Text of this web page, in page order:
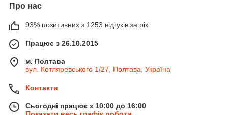
Про нас
93% позитивних з 1253 відгуків за рік
Працює з 26.10.2015
м. Полтава
вул. Котляревського 1/27, Полтава, Україна
Контакти
Сьогодні працює з 10:00 до 16:00